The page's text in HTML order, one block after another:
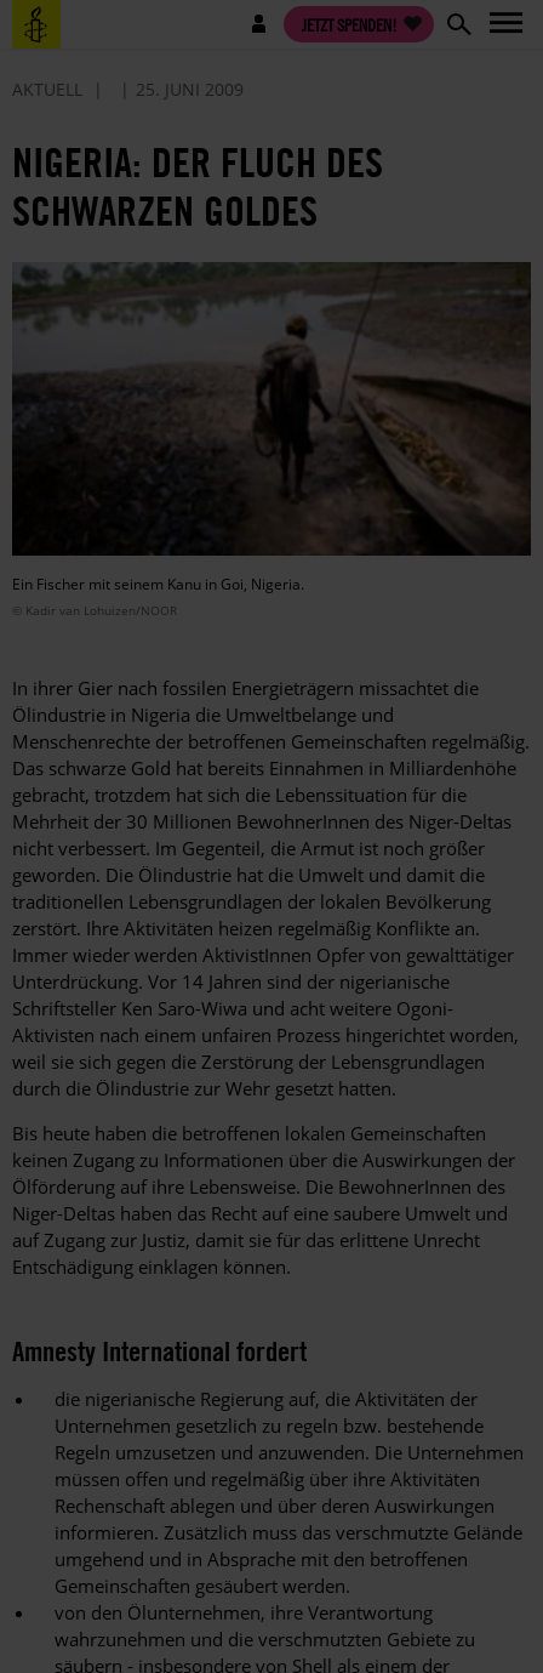
Direkt
zum
Benutzermenü JETZT SPENDEN!
AKTUELL 25. JUNI 2009
NIGERIA: DER FLUCH DES
SCHWARZEN GOLDES
Ein Fischer mit seinem Kanu in Goi, Nigeria.
© Kadir van Lohuizen/NOOR
In ihrer Gier nach fossilen Energieträgern missachtet die
Ölindustrie in Nigeria die Umweltbelange und
Menschenrechte der betroffenen Gemeinschaften regelmäßig.
Das schwarze Gold hat bereits Einnahmen in Milliardenhöhe
gebracht, trotzdem hat sich die Lebenssituation für die
Mehrheit der 30 Millionen BewohnerInnen des Niger-Deltas
nicht verbessert. Im Gegenteil, die Armut ist noch größer
geworden. Die Ölindustrie hat die Umwelt und damit die
traditionellen Lebensgrundlagen der lokalen Bevölkerung
zerstört. Ihre Aktivitäten heizen regelmäßig Konflikte an.
Immer wieder werden AktivistInnen Opfer von gewalttätiger
Unterdrückung. Vor 14 Jahren sind der nigerianische
Schriftsteller Ken Saro-Wiwa und acht weitere Ogoni-
Aktivisten nach einem unfairen Prozess hingerichtet worden,
weil sie sich gegen die Zerstörung der Lebensgrundlagen
durch die Ölindustrie zur Wehr gesetzt hatten.
Bis heute haben die betroffenen lokalen Gemeinschaften
keinen Zugang zu Informationen über die Auswirkungen der
Ölförderung auf ihre Lebensweise. Die BewohnerInnen des
Niger-Deltas haben das Recht auf eine saubere Umwelt und
auf Zugang zur Justiz, damit sie für das erlittene Unrecht
Entschädigung einklagen können.
Amnesty International fordert
die nigerianische Regierung auf, die Aktivitäten der
Unternehmen gesetzlich zu regeln bzw. bestehende
Regeln umzusetzen und anzuwenden. Die Unternehmen
müssen offen und regelmäßig über ihre Aktivitäten
Rechenschaft ablegen und über deren Auswirkungen
informieren. Zusätzlich muss das verschmutzte Gelände
umgehend und in Absprache mit den betroffenen
Gemeinschaften gesäubert werden.
von den Ölunternehmen, ihre Verantwortung
wahrzunehmen und die verschmutzten Gebiete zu
säubern - insbesondere von Shell als einem der